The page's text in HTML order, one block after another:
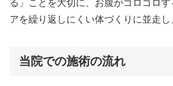
る」ことを大切に、お腹がゴロゴロ
アを繰り返しにくい体づくりに並走し
当院での施術の流れ